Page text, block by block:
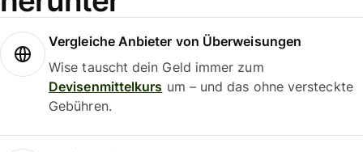
Vergleiche Anbieter von Überweisungen
Wise tauscht dein Geld immer zum
Devisenmittelkurs um – und das ohne versteckte
Gebühren.